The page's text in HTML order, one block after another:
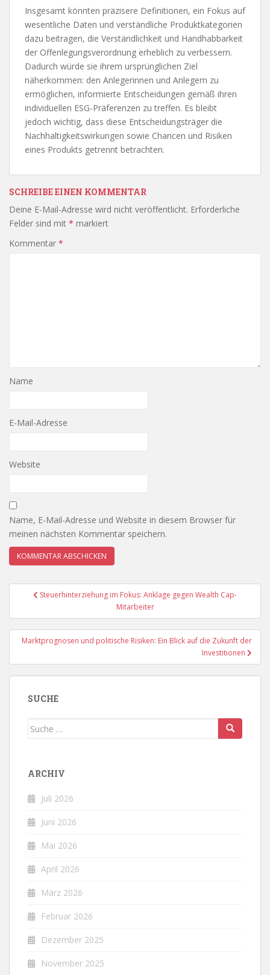
Insgesamt könnten präzisere Definitionen, ein Fokus auf
wesentliche Daten und verständliche Produktkategorien
dazu beitragen, die Verständlichkeit und Handhabbarkeit
der Offenlegungsverordnung erheblich zu verbessern.
Dadurch würde sie ihrem ursprünglichen Ziel
näherkommen: den Anlegerinnen und Anlegern zu
ermöglichen, informierte Entscheidungen gemäß ihren
individuellen ESG-Präferenzen zu treffen. Es bleibt
jedoch wichtig, dass diese Entscheidungsträger die
Nachhaltigkeitswirkungen sowie Chancen und Risiken
eines Produkts getrennt betrachten.
SCHREIBE EINEN KOMMENTAR
Deine E-Mail-Adresse wird nicht veröffentlicht. Erforderliche
Felder sind mit * markiert
Kommentar *
Name
E-Mail-Adresse
Website
Name, E-Mail-Adresse und Website in diesem Browser für
meinen nächsten Kommentar speichern.
Beitragsnavigation
Steuerhinterziehung im Fokus: Anklage gegen Wealth Cap-
Mitarbeiter
Marktprognosen und politische Risiken: Ein Blick auf die Zukunft der
Investitionen
SUCHE
Suche
ARCHIV
Juli 2026
Juni 2026
Mai 2026
April 2026
März 2026
Februar 2026
Dezember 2025
November 2025